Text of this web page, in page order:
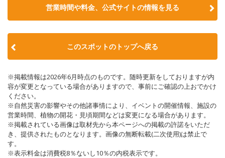
営業時間や料金、公式サイトの情報を見る
このスポットのトップへ戻る
※掲載情報は2026年6月時点のものです。随時更新をしておりますが内
容が変更となっている場合がありますので、事前にご確認の上おでかけ
ください。
※自然災害の影響やその他諸事情により、イベントの開催情報、施設の
営業時間、植物の開花・見頃期間などは変更になる場合があります。
※掲載されている画像は取材先から本ページへの掲載の許諾をいただ
き、提供されたものとなります。画像の無断転載(二次使用)は禁止で
す。
※表示料金は消費税8％ないし10％の内税表示です。